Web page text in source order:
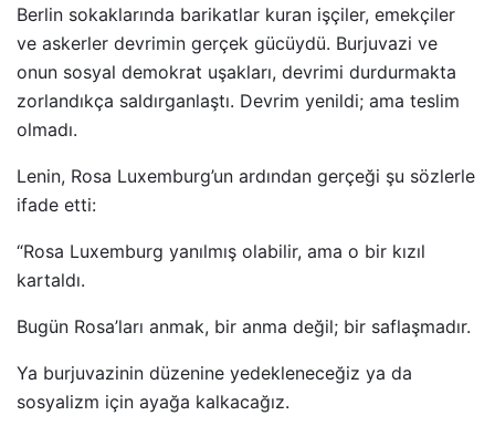
Berlin sokaklarında barikatlar kuran işçiler, emekçiler
ve askerler devrimin gerçek gücüydü. Burjuvazi ve
onun sosyal demokrat uşakları, devrimi durdurmakta
zorlandıkça saldırganlaştı. Devrim yenildi; ama teslim
olmadı.
Lenin, Rosa Luxemburg’un ardından gerçeği şu sözlerle
ifade etti:
“Rosa Luxemburg yanılmış olabilir, ama o bir kızıl
kartaldı.
Bugün Rosa’ları anmak, bir anma değil; bir saflaşmadır.
Ya burjuvazinin düzenine yedekleneceğiz ya da
sosyalizm için ayağa kalkacağız.